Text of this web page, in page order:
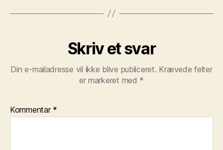
Skriv et svar
Din e-mailadresse vil ikke blive publiceret. Krævede felter
er markeret med *
Kommentar *